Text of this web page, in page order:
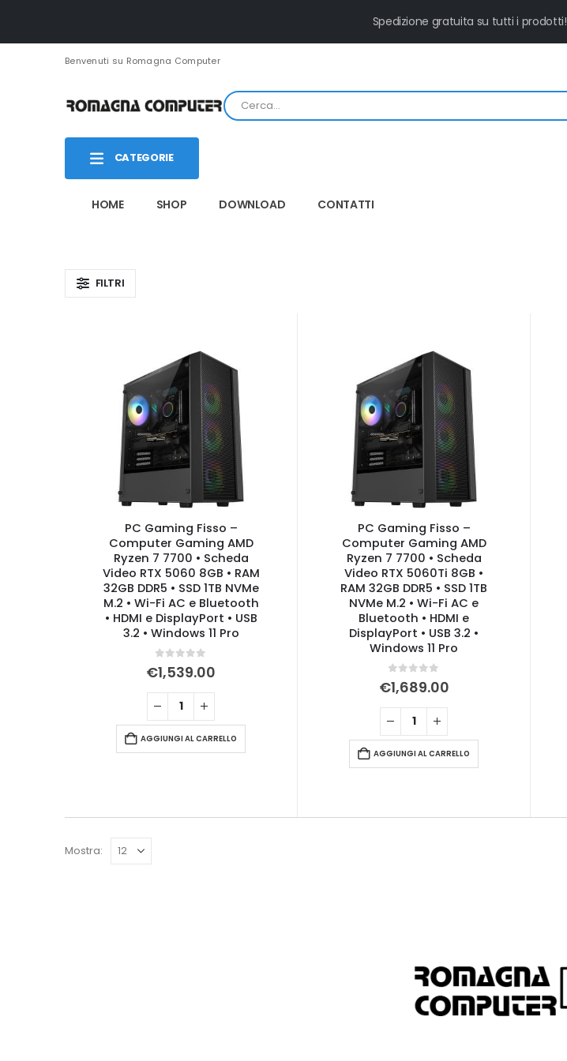
Spedizione gratuita su tutti i prodotti!
Benvenuti su Romagna Computer
CATEGORIE
HOME SHOP DOWNLOAD CONTATTI
FILTRI
PC Gaming Fisso –
Computer Gaming AMD
Ryzen 7 7700 • Scheda
Video RTX 5060 8GB • RAM
32GB DDR5 • SSD 1TB NVMe
M.2 • Wi-Fi AC e Bluetooth
• HDMI e DisplayPort • USB
3.2 • Windows 11 Pro
Su 5
€1,539.00
AGGIUNGI AL CARRELLO
PC Gaming Fisso –
Computer Gaming AMD
Ryzen 7 7700 • Scheda
Video RTX 5060Ti 8GB •
RAM 32GB DDR5 • SSD 1TB
NVMe M.2 • Wi-Fi AC e
Bluetooth • HDMI e
DisplayPort • USB 3.2 •
Windows 11 Pro
Su 5
€1,689.00
AGGIUNGI AL CARRELLO
Mostra: